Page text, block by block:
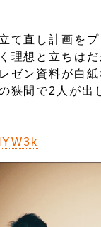
て直し計画をプ
理想と立ちは
ゼン資料が白紙
狭間で2人が出